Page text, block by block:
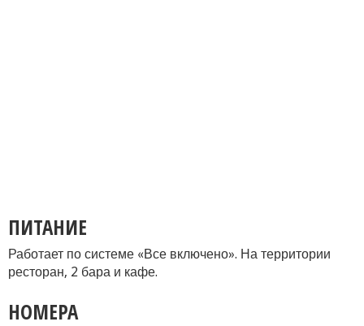
ПИТАНИЕ
Работает по системе «Все включено». На территории
ресторан, 2 бара и кафе.
НОМЕРА